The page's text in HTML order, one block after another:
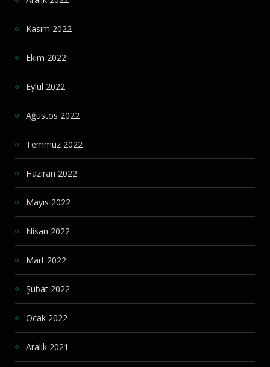
Kasım 2022
Ekim 2022
Eylül 2022
Ağustos 2022
Temmuz 2022
Haziran 2022
Mayıs 2022
Nisan 2022
Mart 2022
Şubat 2022
Ocak 2022
Aralık 2021